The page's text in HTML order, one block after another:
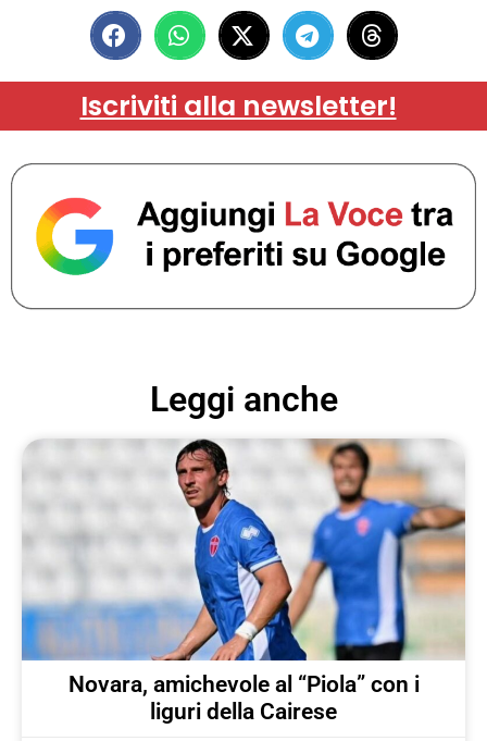
Iscriviti alla newsletter!
Leggi anche
Novara, amichevole al “Piola” con i
liguri della Cairese